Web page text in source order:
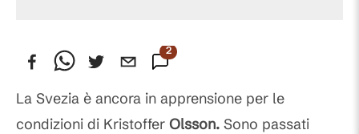
2
La Svezia è ancora in apprensione per le
condizioni di Kristoffer Olsson. Sono passati